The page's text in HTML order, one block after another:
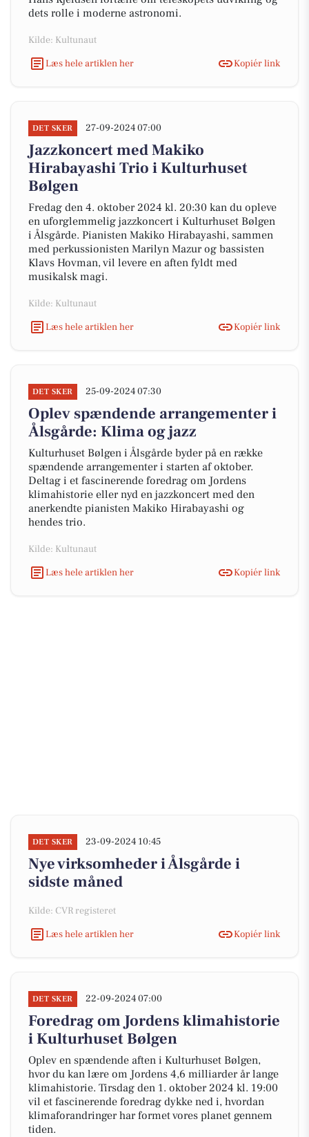
dets rolle i moderne astronomi.
Kilde: Kultunaut
Læs hele artiklen her
Kopiér link
DET SKER 27-09-2024 07:00
Jazzkoncert med Makiko
Hirabayashi Trio i Kulturhuset
Bølgen
Fredag den 4. oktober 2024 kl. 20:30 kan du opleve
en uforglemmelig jazzkoncert i Kulturhuset Bølgen
i Ålsgårde. Pianisten Makiko Hirabayashi, sammen
med perkussionisten Marilyn Mazur og bassisten
Klavs Hovman, vil levere en aften fyldt med
musikalsk magi.
Kilde: Kultunaut
Læs hele artiklen her
Kopiér link
DET SKER 25-09-2024 07:30
Oplev spændende arrangementer i
Ålsgårde: Klima og jazz
Kulturhuset Bølgen i Ålsgårde byder på en række
spændende arrangementer i starten af oktober.
Deltag i et fascinerende foredrag om Jordens
klimahistorie eller nyd en jazzkoncert med den
anerkendte pianisten Makiko Hirabayashi og
hendes trio.
Kilde: Kultunaut
Læs hele artiklen her
Kopiér link
DET SKER 23-09-2024 10:45
Nye virksomheder i Ålsgårde i
sidste måned
Kilde: CVR registeret
Læs hele artiklen her
Kopiér link
DET SKER 22-09-2024 07:00
Foredrag om Jordens klimahistorie
i Kulturhuset Bølgen
Oplev en spændende aften i Kulturhuset Bølgen,
hvor du kan lære om Jordens 4,6 milliarder år lange
klimahistorie. Tirsdag den 1. oktober 2024 kl. 19:00
vil et fascinerende foredrag dykke ned i, hvordan
klimaforandringer har formet vores planet gennem
tiden.